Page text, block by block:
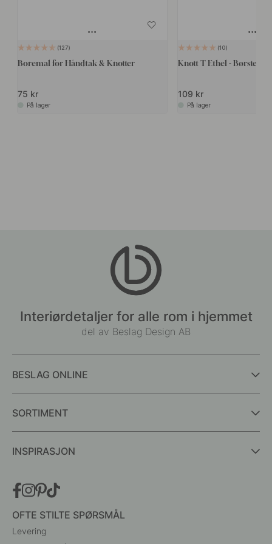
127
Boremal for Håndtak & Knotter
75 kr
På lager
10
Knott T Ethel - Børstet
109 kr
På lager
Interiørdetaljer for alle rom i hjemmet
del av Beslag Design AB
BESLAG ONLINE
SORTIMENT
INSPIRASJON
OFTE STILTE SPØRSMÅL
Levering